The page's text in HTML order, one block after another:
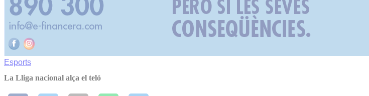
Esports
La Lliga nacional alça el teló